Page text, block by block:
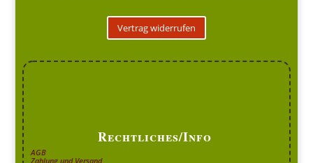
Vertrag widerrufen
Rechtliches/Info
AGB
Zahlung und Versand